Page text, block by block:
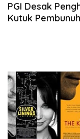
PGI Desak
Kutuk